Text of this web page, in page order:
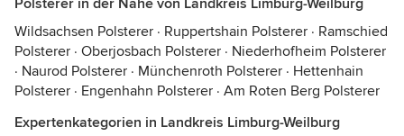
Polsterer in der Nähe von Landkreis Limburg-Weilburg
Wildsachsen Polsterer · Ruppertshain Polsterer · Ramschied
Polsterer · Oberjosbach Polsterer · Niederhofheim Polsterer
· Naurod Polsterer · Münchenroth Polsterer · Hettenhain
Polsterer · Engenhahn Polsterer · Am Roten Berg Polsterer
Expertenkategorien in Landkreis Limburg-Weilburg